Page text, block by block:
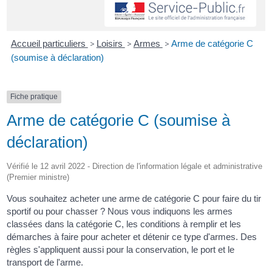
Accueil particuliers > Loisirs > Armes > Arme de catégorie C
(soumise à déclaration)
Fiche pratique
Arme de catégorie C (soumise à
déclaration)
Vérifié le 12 avril 2022 - Direction de l'information légale et administrative
(Premier ministre)
Vous souhaitez acheter une arme de catégorie C pour faire du tir
sportif ou pour chasser ? Nous vous indiquons les armes
classées dans la catégorie C, les conditions à remplir et les
démarches à faire pour acheter et détenir ce type d'armes. Des
règles s'appliquent aussi pour la conservation, le port et le
transport de l'arme.